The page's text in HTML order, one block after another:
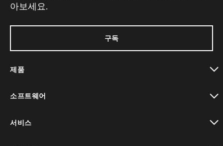
아보세요.
구독
제품
소프트웨어
서비스